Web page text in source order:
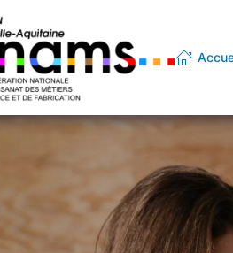
principal